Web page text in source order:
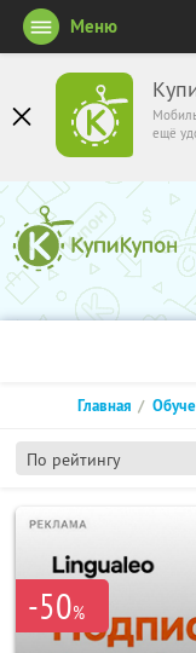
ещё
Меню
По рейтингу
Главная
-50%